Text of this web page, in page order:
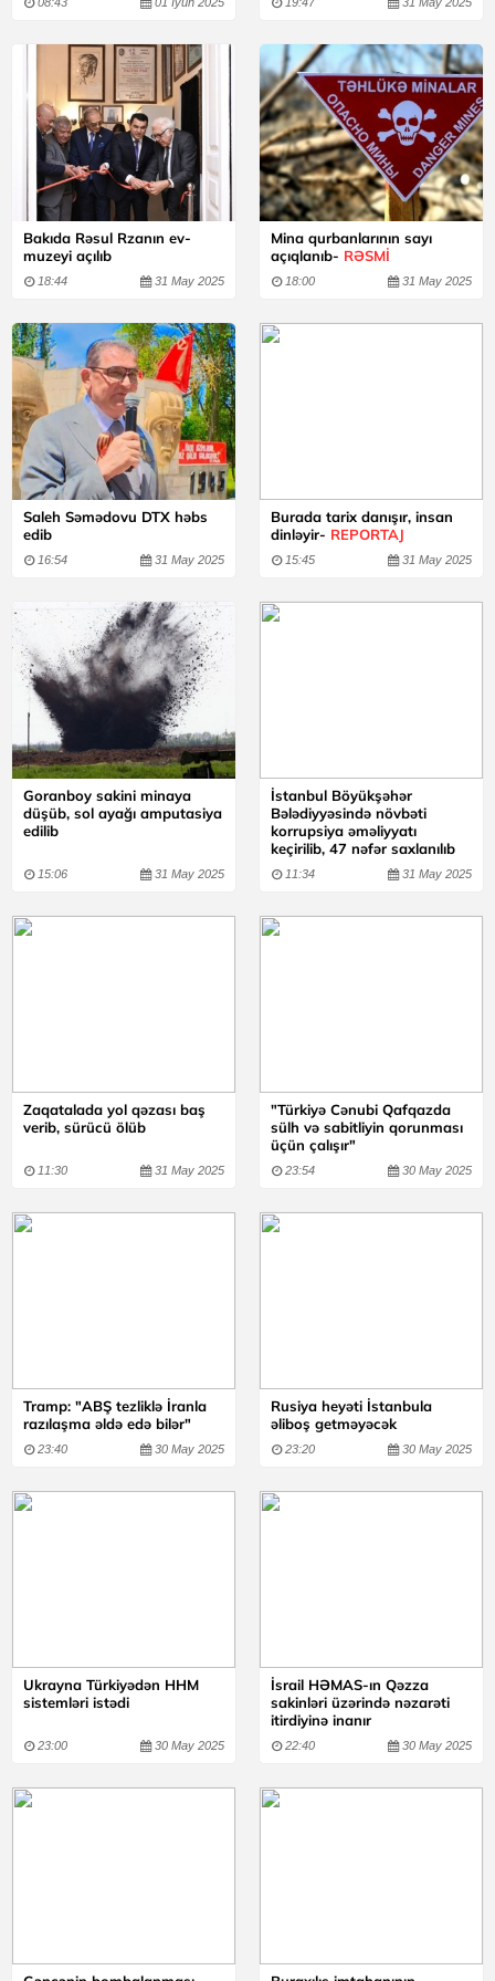
Bakıda Rəsul Rzanın ev-
muzeyi açılıb
18:44 31 May 2025
Mina qurbanlarının sayı
açıqlanıb- RƏSMİ
18:00 31 May 2025
Saleh Səmədovu DTX həbs
edib
16:54 31 May 2025
Burada tarix danışır, insan
dinləyir- REPORTAJ
15:45 31 May 2025
Goranboy sakini minaya
düşüb, sol ayağı amputasiya
edilib
15:06 31 May 2025
İstanbul Böyükşəhər
Bələdiyyəsində növbəti
korrupsiya əməliyyatı
keçirilib, 47 nəfər saxlanılıb
11:34 31 May 2025
Zaqatalada yol qəzası baş
verib, sürücü ölüb
11:30 31 May 2025
"Türkiyə Cənubi Qafqazda
sülh və sabitliyin qorunması
üçün çalışır"
23:54 30 May 2025
Tramp: "ABŞ tezliklə İranla
razılaşma əldə edə bilər"
23:40 30 May 2025
Rusiya heyəti İstanbula
əliboş getməyəcək
23:20 30 May 2025
Ukrayna Türkiyədən HHM
sistemləri istədi
23:00 30 May 2025
İsrail HƏMAS-ın Qəzza
sakinləri üzərində nəzarəti
itirdiyinə inanır
22:40 30 May 2025